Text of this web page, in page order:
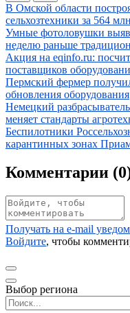
Иллюстрация новости
В Омской области
сельхозтехники за 564
Иллюстрация новости
Умные фотоловушки
неделю раньше
Иллюстрация новости
Акция на eqinfo.ru:
поставщиков
Иллюстрация новости
Пермский фермер
обновления оборудования
Иллюстрация новости
Немецкий
меняет стандарты
Иллюстрация новости
Беспилотники
карантинных зонах
Комментарии (0
Получать на e‑mail
Войдите, чтобы
Выбор региона